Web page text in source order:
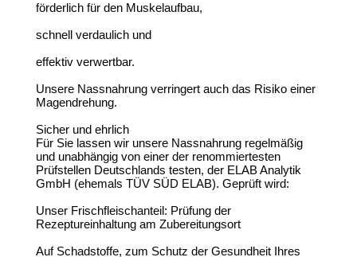
förderlich für den Muskelaufbau,
schnell verdaulich und
effektiv verwertbar.
Unsere Nassnahrung verringert auch das Risiko einer
Magendrehung.
Sicher und ehrlich
Für Sie lassen wir unsere Nassnahrung regelmäßig
und unabhängig von einer der renommiertesten
Prüfstellen Deutschlands testen, der ELAB Analytik
GmbH (ehemals TÜV SÜD ELAB). Geprüft wird:
Unser Frischfleischanteil: Prüfung der
Rezeptureinhaltung am Zubereitungsort
Auf Schadstoffe, zum Schutz der Gesundheit Ihres